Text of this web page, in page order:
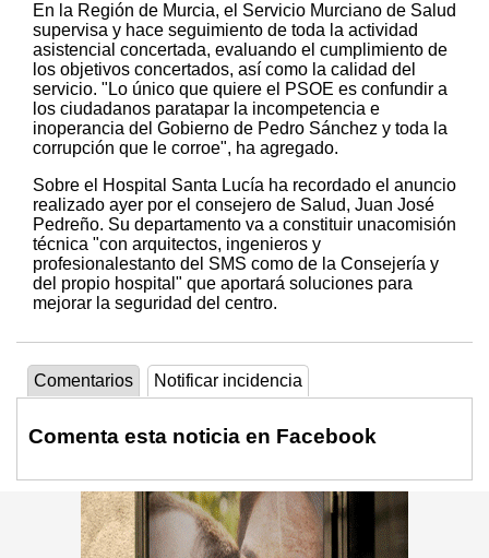
En la Región de Murcia, el Servicio Murciano de Salud
supervisa y hace seguimiento de toda la actividad
asistencial concertada, evaluando el cumplimiento de
los objetivos concertados, así como la calidad del
servicio. "Lo único que quiere el PSOE es confundir a
los ciudadanos paratapar la incompetencia e
inoperancia del Gobierno de Pedro Sánchez y toda la
corrupción que le corroe", ha agregado.
Sobre el Hospital Santa Lucía ha recordado el anuncio
realizado ayer por el consejero de Salud, Juan José
Pedreño. Su departamento va a constituir unacomisión
técnica "con arquitectos, ingenieros y
profesionalestanto del SMS como de la Consejería y
del propio hospital" que aportará soluciones para
mejorar la seguridad del centro.
Comentarios Notificar incidencia
Comenta esta noticia en Facebook